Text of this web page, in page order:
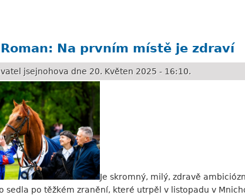
Roman: Na prvním místě je zdraví
jsejnohova dne 20. Květen 2025 - 16:10.
Je skromný, milý, zdravě
sedla po těžkém zranění, které utrpěl v listopadu v